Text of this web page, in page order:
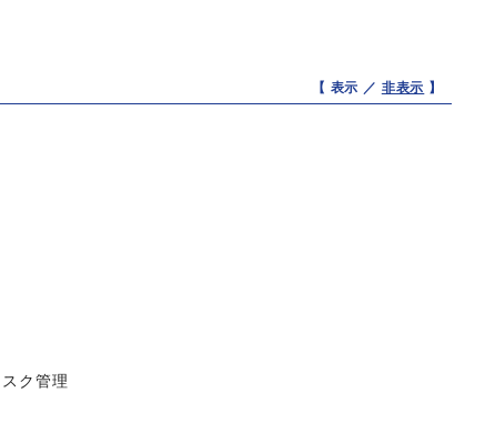
【 表示 ／ 非表示 】
ク管理